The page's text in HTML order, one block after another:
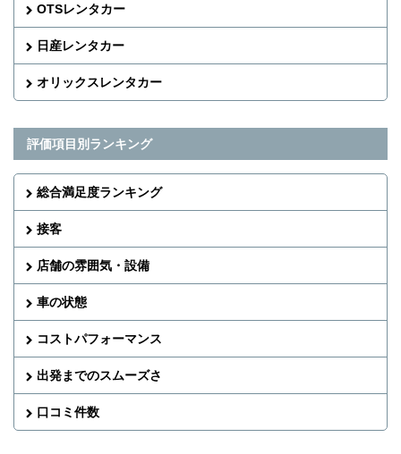
OTSレンタカー
日産レンタカー
オリックスレンタカー
評価項目別ランキング
総合満足度ランキング
接客
店舗の雰囲気・設備
車の状態
コストパフォーマンス
出発までのスムーズさ
口コミ件数